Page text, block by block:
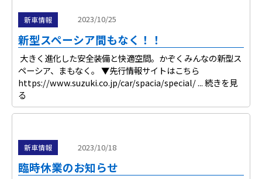
新車情報 2023/10/25
新型スペーシア間もなく！！
大きく進化した安全装備と快適空間。かぞくみんなの新型ス
ペーシア、まもなく。 ▼先行情報サイトはこちら
https://www.suzuki.co.jp/car/spacia/special/ ...続きを見
る
新車情報 2023/10/18
臨時休業のお知らせ